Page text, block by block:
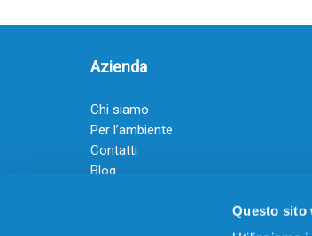
Questo sito
Azienda
Chi siamo
Per l’ambiente
Contatti
Blog
Guadagna con il Dropship